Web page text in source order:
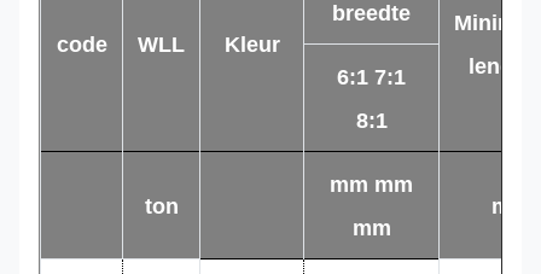
code WLL Kleur
breedte
lengte
6:1 7:1
8:1
ton
mm mm
mm
m